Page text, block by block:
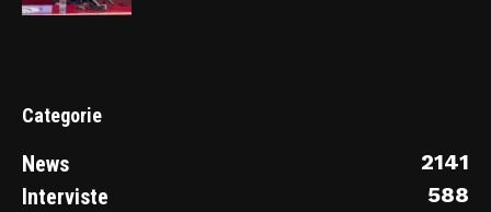
Categorie
News
2141
Interviste
588